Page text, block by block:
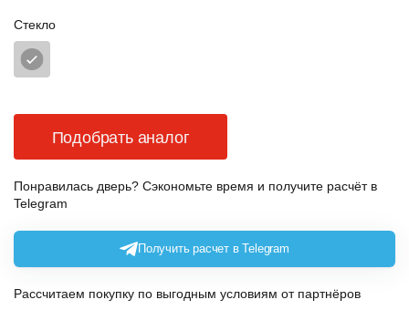
Стекло
Подобрать аналог
Понравилась дверь? Сэкономьте время и получите расчёт в
Telegram
Получить расчет в Telegram
Рассчитаем покупку по выгодным условиям от партнёров